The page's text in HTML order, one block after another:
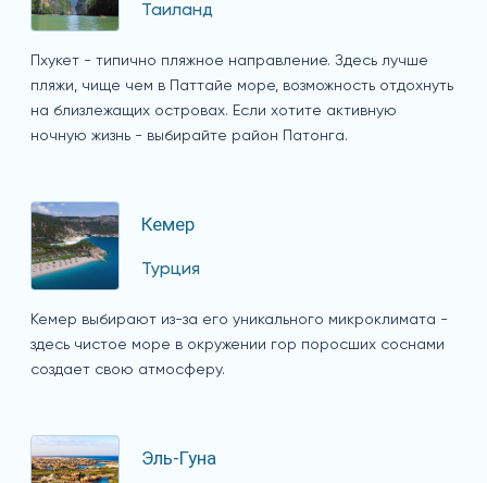
Таиланд
Пхукет - типично пляжное направление. Здесь лучше
пляжи, чище чем в Паттайе море, возможность отдохнуть
на близлежащих островах. Если хотите активную
ночную жизнь - выбирайте район Патонга.
Кемер
Турция
Кемер выбирают из-за его уникального микроклимата -
здесь чистое море в окружении гор поросших соснами
создает свою атмосферу.
Эль-Гуна